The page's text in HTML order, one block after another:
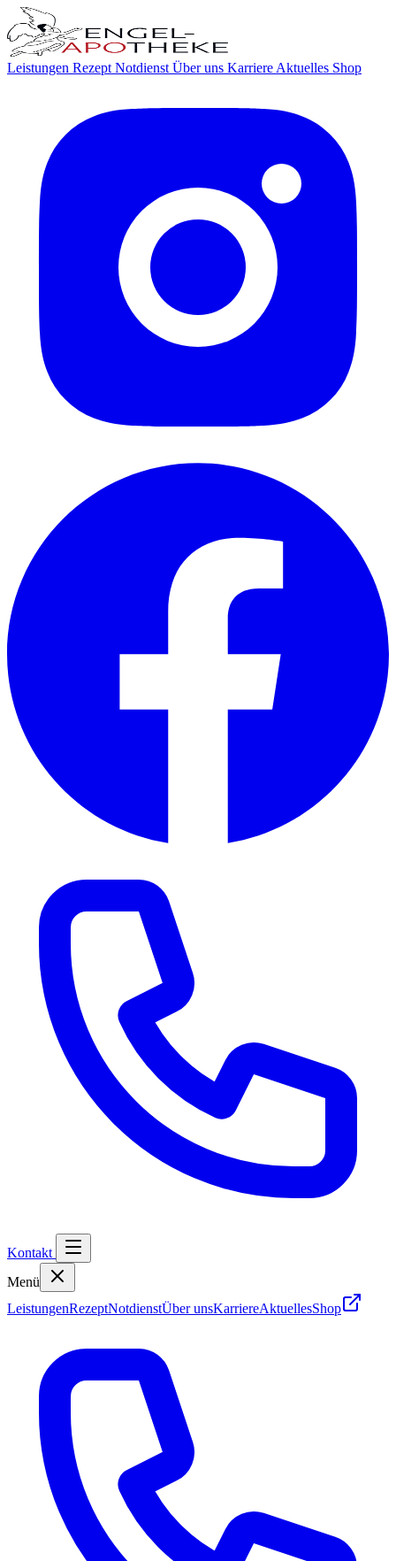
Leistungen Rezept Notdienst Über uns Karriere Aktuelles Shop
Kontakt
Menü
LeistungenRezeptNotdienstÜber unsKarriereAktuellesShop